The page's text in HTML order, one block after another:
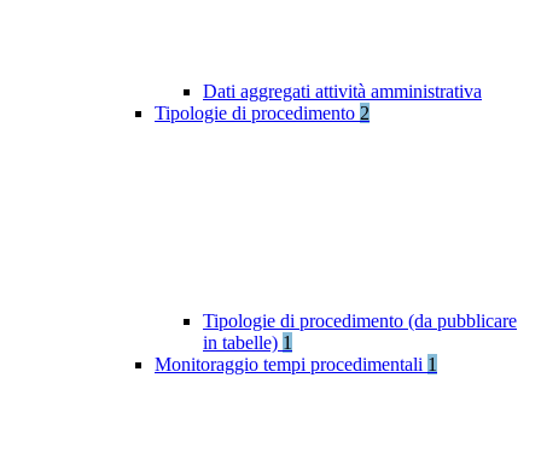
Dati aggregati attività amministrativa
Tipologie di procedimento 2
Tipologie di procedimento (da pubblicare
in tabelle) 1
Monitoraggio tempi procedimentali 1